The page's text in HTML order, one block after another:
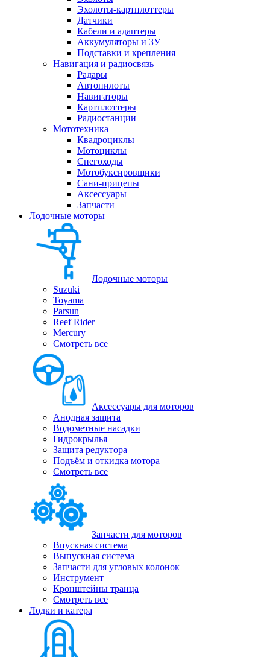
Эхолоты-картплоттеры
Датчики
Кабели и адаптеры
Аккумуляторы и ЗУ
Подставки и крепления
Навигация и радиосвязь
Радары
Автопилоты
Навигаторы
Картплоттеры
Радиостанции
Мототехника
Квадроциклы
Мотоциклы
Снегоходы
Мотобуксировщики
Сани-прицепы
Аксессуары
Запчасти
Лодочные моторы
Лодочные моторы
Suzuki
Toyama
Parsun
Reef Rider
Mercury
Смотреть все
Аксессуары для моторов
Анодная защита
Водометные насадки
Гидрокрылья
Защита редуктора
Подъём и откидка мотора
Смотреть все
Запчасти для моторов
Впускная система
Выпускная система
Запчасти для угловых колонок
Инструмент
Кронштейны транца
Смотреть все
Лодки и катера